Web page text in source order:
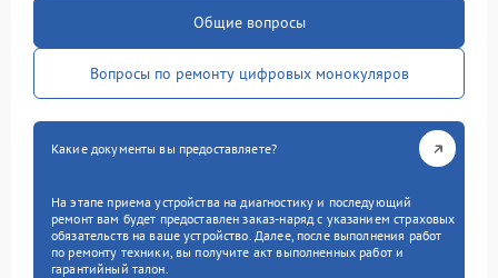
Общие вопросы
Вопросы по ремонту цифровых монокуляров
Какие документы вы предоставляете?
На этапе приема устройства на диагностику и последующий
ремонт вам будет предоставлен заказ-наряд с указанием страховых
обязательств на ваше устройство. Далее, после выполнения работ
по ремонту техники, вы получите акт выполненных работ и
гарантийный талон.